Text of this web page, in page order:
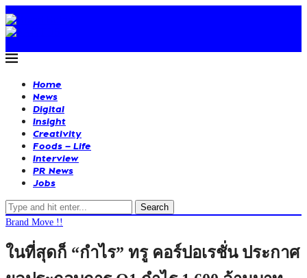
Home
News
Digital
Insight
Creativity
Foods – Life
Interview
PR News
Jobs
Search
Brand Move !!
ในที่สุดก็ “กำไร” ทรู คอร์ปอเรชั่น ประกาศ